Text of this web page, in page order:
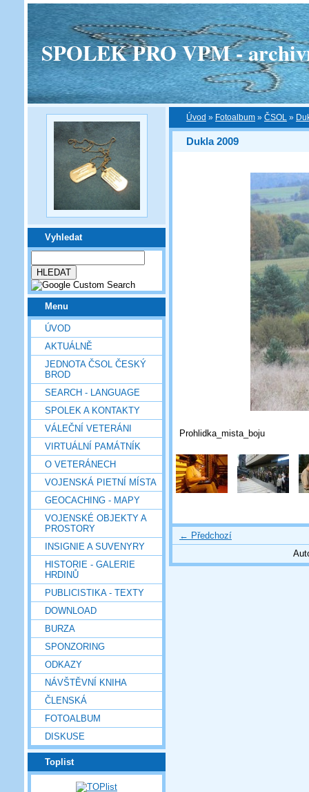
SPOLEK PRO VPM -
Vyhledat
Menu
ÚVOD
AKTUÁLNĚ
JEDNOTA ČSOL ČESKÝ
BROD
SEARCH - LANGUAGE
SPOLEK A KONTAKTY
VÁLEČNÍ VETERÁNI
VIRTUÁLNÍ PAMÁTNÍK
O VETERÁNECH
VOJENSKÁ PIETNÍ MÍSTA
GEOCACHING - MAPY
VOJENSKÉ OBJEKTY A
PROSTORY
INSIGNIE A SUVENYRY
HISTORIE - GALERIE
HRDINŮ
PUBLICISTIKA - TEXTY
DOWNLOAD
BURZA
SPONZORING
ODKAZY
NÁVŠTĚVNÍ KNIHA
ČLENSKÁ
FOTOALBUM
DISKUSE
Toplist
Úvod » Fotoalbum » ČSOL »
Dukla 2009
Prohlidka_mista_boju
← Předchozí